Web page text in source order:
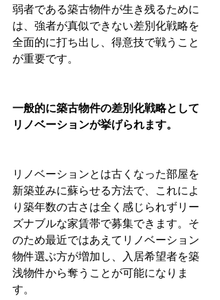
弱者である築古物件が生き残るために
は、強者が真似できない差別化戦略を
全面的に打ち出し、得意技で戦うこと
が重要です。
一般的に築古物件の差別化戦略として
リノベーションが挙げられます。
リノベーションとは古くなった部屋を
新築並みに蘇らせる方法で、これによ
り築年数の古さは全く感じられずリー
ズナブルな家賃帯で募集できます。そ
のため最近ではあえてリノベーション
物件選ぶ方が増加し、入居希望者を築
浅物件から奪うことが可能になりま
す。